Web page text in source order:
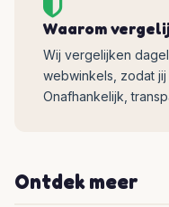
Waarom
Wij vergelijken
webwinkels, zodat
Onafhankelijk,
Ontdek meer